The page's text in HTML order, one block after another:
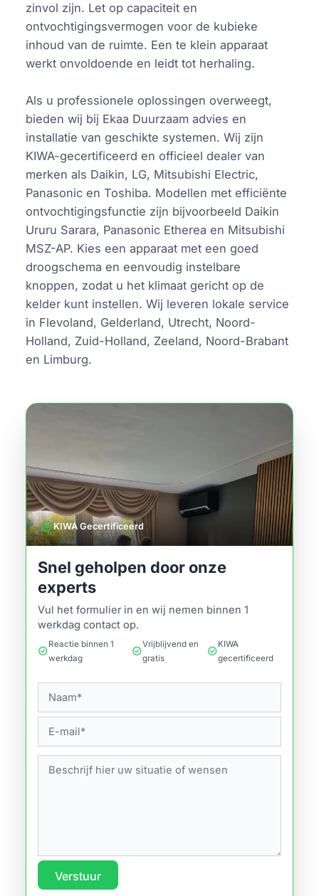
zinvol zijn. Let op capaciteit en
ontvochtigingsvermogen voor de kubieke
inhoud van de ruimte. Een te klein apparaat
werkt onvoldoende en leidt tot herhaling.
Als u professionele oplossingen overweegt,
bieden wij bij Ekaa Duurzaam advies en
installatie van geschikte systemen. Wij zijn
KIWA-gecertificeerd en officieel dealer van
merken als Daikin, LG, Mitsubishi Electric,
Panasonic en Toshiba. Modellen met efficiënte
ontvochtigingsfunctie zijn bijvoorbeeld Daikin
Ururu Sarara, Panasonic Etherea en Mitsubishi
MSZ-AP. Kies een apparaat met een goed
droogschema en eenvoudig instelbare
knoppen, zodat u het klimaat gericht op de
kelder kunt instellen. Wij leveren lokale service
in Flevoland, Gelderland, Utrecht, Noord-
Holland, Zuid-Holland, Zeeland, Noord-Brabant
en Limburg.
verifiedKIWA Gecertificeerd
Snel geholpen door onze
experts
Vul het formulier in en wij nemen binnen 1
werkdag contact op.
check_circle
Reactie binnen 1
werkdag
check_circle
Vrijblijvend en
gratis
check_circle
KIWA
gecertificeerd
Verstuur